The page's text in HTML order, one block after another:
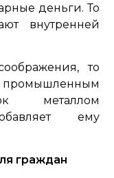
деньги. То
внутренней
то
металлом
ему
граждан